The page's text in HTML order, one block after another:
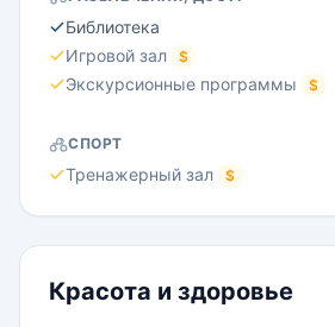
Библиотека
Игровой зал
$
Экскурсионные программы $
СПОРТ
Тренажерный зал $
Красота и здоровье